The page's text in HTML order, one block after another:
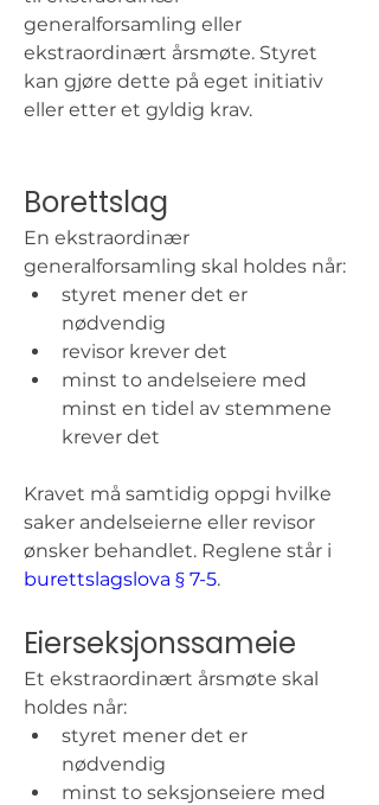
generalforsamling eller
ekstraordinært årsmøte. Styret
kan gjøre dette på eget initiativ
eller etter et gyldig krav.
Borettslag
En ekstraordinær
generalforsamling skal holdes når:
styret mener det er
nødvendig
revisor krever det
minst to andelseiere med
minst en tidel av stemmene
krever det
Kravet må samtidig oppgi hvilke
saker andelseierne eller revisor
ønsker behandlet. Reglene står i
burettslagslova § 7-5.
Eierseksjonssameie
Et ekstraordinært årsmøte skal
holdes når:
styret mener det er
nødvendig
minst to seksjonseiere med